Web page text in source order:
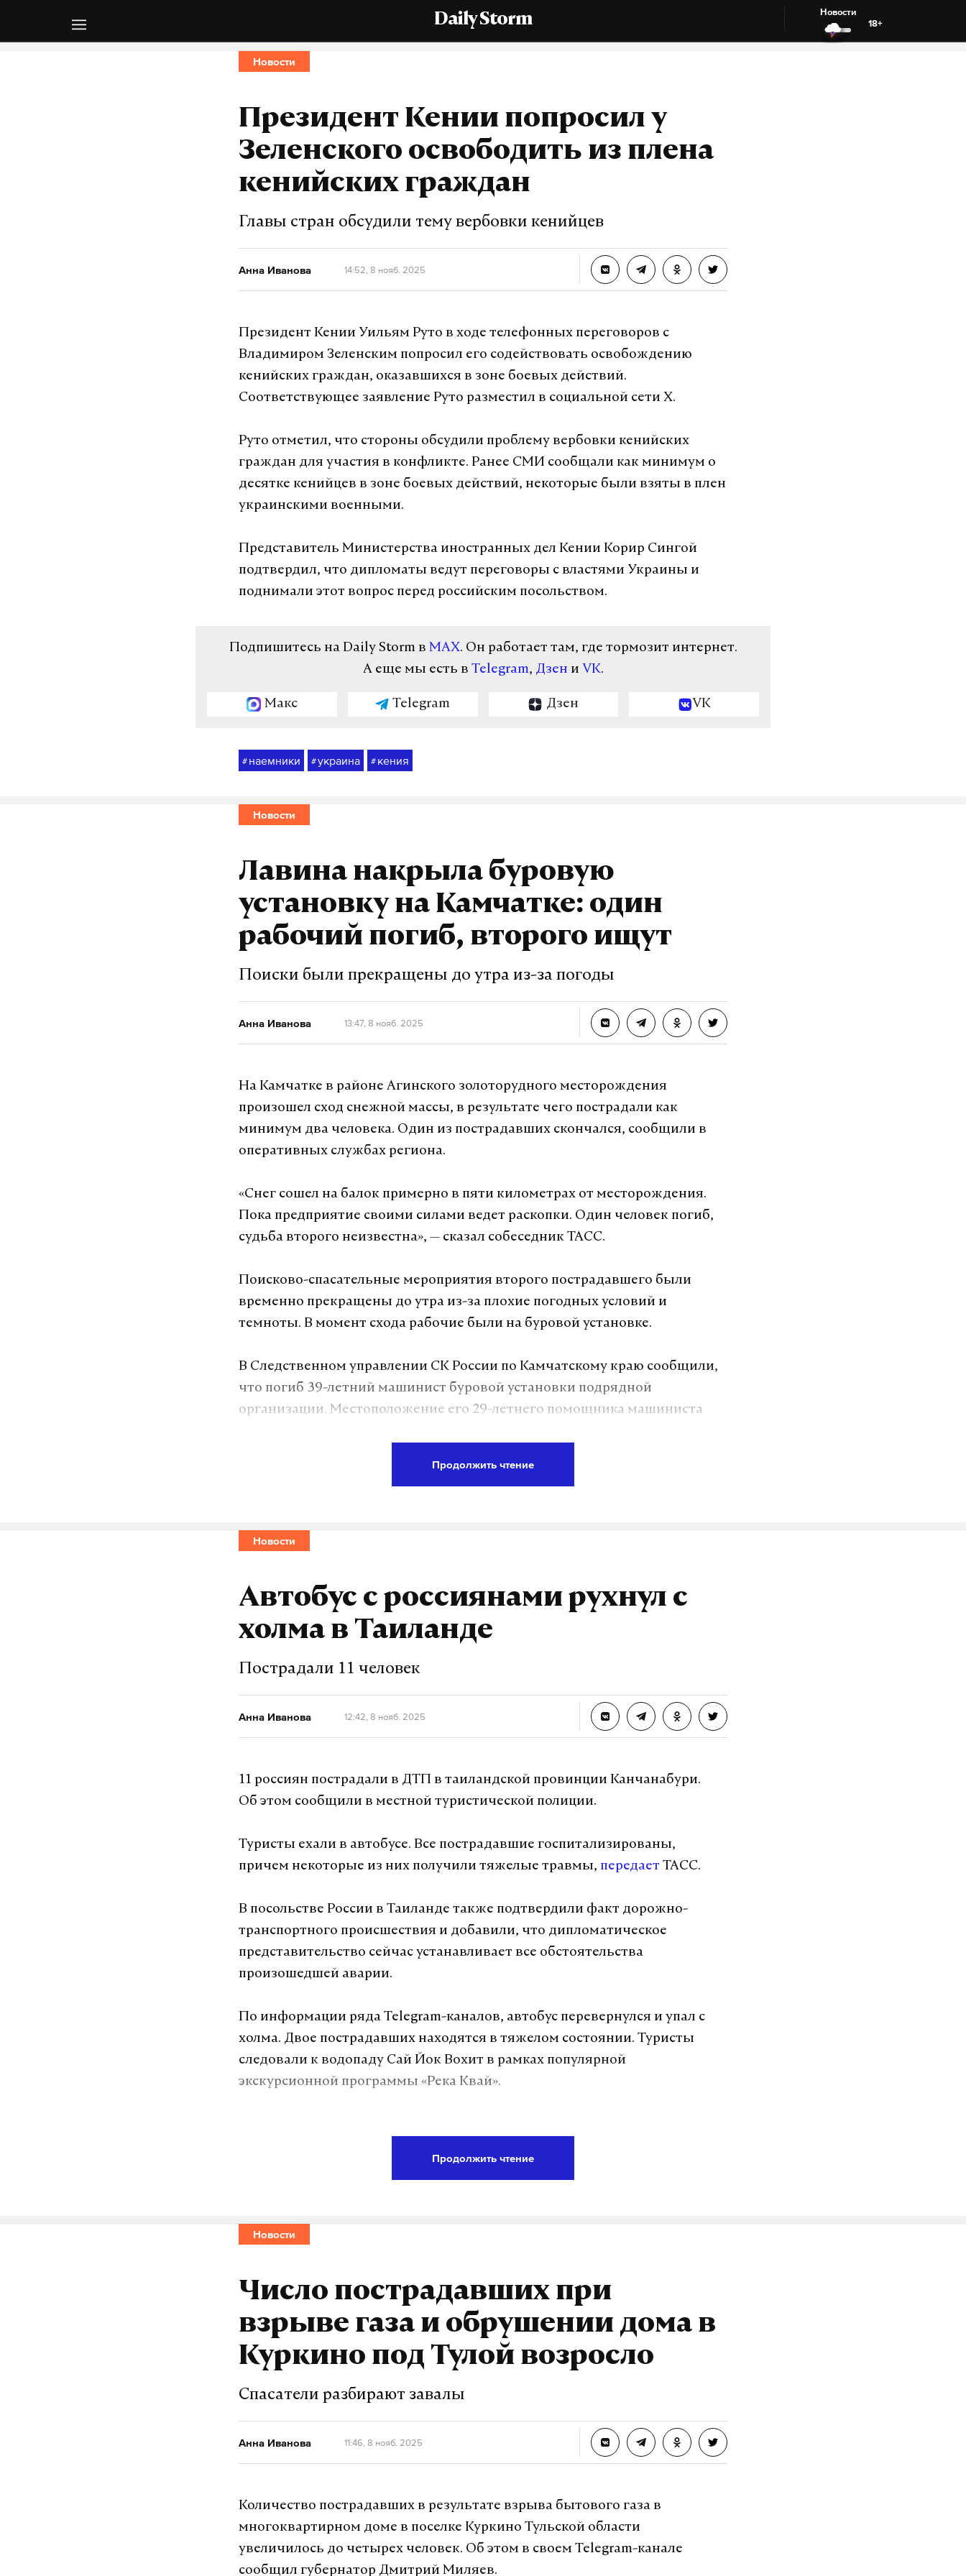
Daily Storm
Новости
18+
Новости
Президент Кении попросил у
Зеленского освободить из плена
кенийских граждан
Главы стран обсудили тему вербовки кенийцев
Анна Иванова 14:52, 8 нояб. 2025
Президент Кении Уильям Руто в ходе телефонных переговоров с
Владимиром Зеленским попросил его содействовать освобождению
кенийских граждан, оказавшихся в зоне боевых действий.
Соответствующее заявление Руто разместил в социальной сети X.
Руто отметил, что стороны обсудили проблему вербовки кенийских
граждан для участия в конфликте. Ранее СМИ сообщали как минимум о
десятке кенийцев в зоне боевых действий, некоторые были взяты в плен
украинскими военными.
Представитель Министерства иностранных дел Кении Корир Сингой
подтвердил, что дипломаты ведут переговоры с властями Украины и
поднимали этот вопрос перед российским посольством.
Подпишитесь на Daily Storm в MAX. Он работает там, где тормозит интернет.
А еще мы есть в Telegram, Дзен и VK.
Макс Telegram Дзен VK
# наемники #украина # кения
Новости
Лавина накрыла буровую
установку на Камчатке: один
рабочий погиб, второго ищут
Поиски были прекращены до утра из-за погоды
Анна Иванова 13:47, 8 нояб. 2025
На Камчатке в районе Агинского золоторудного месторождения
произошел сход снежной массы, в результате чего пострадали как
минимум два человека. Один из пострадавших скончался, сообщили в
оперативных службах региона.
«Снег сошел на балок примерно в пяти километрах от месторождения.
Пока предприятие своими силами ведет раскопки. Один человек погиб,
судьба второго неизвестна», — сказал собеседник ТАСС.
Поисково-спасательные мероприятия второго пострадавшего были
временно прекращены до утра из-за плохие погодных условий и
темноты. В момент схода рабочие были на буровой установке.
В Следственном управлении СК России по Камчатскому краю сообщили,
что погиб 39-летний машинист буровой установки подрядной
организации. Местоположение его 29-летнего помощника машиниста
Агинское золоторудное месторождение, расположенное в Быстринском
«Золото Камчатки». Она перерабатывает добытую руду на Агинском
Подпишитесь на Daily Storm в
. Он работает там, где тормозит интернет.
А еще мы есть вTelegram
Макс Telegram
Анна Иванова журналист отдела «undefined»
Продолжить чтение
Новости
Автобус с россиянами рухнул с
холма в Таиланде
Пострадали 11 человек
Анна Иванова 12:42, 8 нояб. 2025
11 россиян пострадали в ДТП в таиландской провинции Канчанабури.
Об этом сообщили в местной туристической полиции.
Туристы ехали в автобусе. Все пострадавшие госпитализированы,
причем некоторые из них получили тяжелые травмы, передает ТАСС.
В посольстве России в Таиланде также подтвердили факт дорожно-
транспортного происшествия и добавили, что дипломатическое
представительство сейчас устанавливает все обстоятельства
произошедшей аварии.
По информации ряда Telegram-каналов, автобус перевернулся и упал с
холма. Двое пострадавших находятся в тяжелом состоянии. Туристы
следовали к водопаду Сай Йок Вохит в рамках популярной
экскурсионной программы «Река Квай».
Подпишитесь на Daily Storm вMAX. Он работает там, где тормозит интернет.
А еще мы есть вTelegram,
Анна Иванова журналист отдела «undefined»
Продолжить чтение
Новости
Число пострадавших при
взрыве газа и обрушении дома в
Куркино под Тулой возросло
Спасатели разбирают завалы
Анна Иванова 11:46, 8 нояб. 2025
Количество пострадавших в результате взрыва бытового газа в
многоквартирном доме в поселке Куркино Тульской области
увеличилось до четырех человек. Об этом в своем Telegram-канале
сообщил губернатор Дмитрий Миляев.